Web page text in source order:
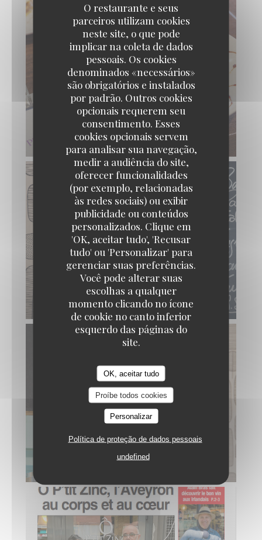
O restaurante e seus
parceiros utilizam cookies
neste site, o que pode
implicar na coleta de dados
pessoais. Os cookies
denominados «necessários»
são obrigatórios e instalados
por padrão. Outros cookies
opcionais requerem seu
consentimento. Esses
cookies opcionais servem
para analisar sua navegação,
medir a audiência do site,
oferecer funcionalidades
(por exemplo, relacionadas
às redes sociais) ou exibir
publicidade ou conteúdos
personalizados. Clique em
'OK, aceitar tudo', 'Recusar
tudo' ou 'Personalizar' para
gerenciar suas preferências.
Você pode alterar suas
escolhas a qualquer
momento clicando no ícone
de cookie no canto inferior
esquerdo das páginas do
site.
OK, aceitar tudo
Proíbe todos cookies
Personalizar
Política de proteção de dados pessoais
undefined